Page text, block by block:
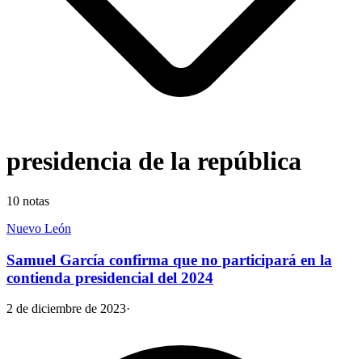
presidencia de la república
10 notas
Nuevo León
Samuel García confirma que no participará en la
contienda presidencial del 2024
2 de diciembre de 2023·